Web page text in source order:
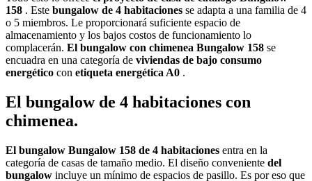
158 . Este bungalow de 4 habitaciones se adapta a una familia de 4
o 5 miembros. Le proporcionará suficiente espacio de
almacenamiento y los bajos costos de funcionamiento lo
complacerán. El bungalow con chimenea Bungalow 158 se
encuadra en una categoría de viviendas de bajo consumo
energético con etiqueta energética A0 .
El bungalow de 4 habitaciones con
chimenea.
El bungalow Bungalow 158 de 4 habitaciones entra en la
categoría de casas de tamaño medio. El diseño conveniente del
bungalow incluye un mínimo de espacios de pasillo. Es por eso que